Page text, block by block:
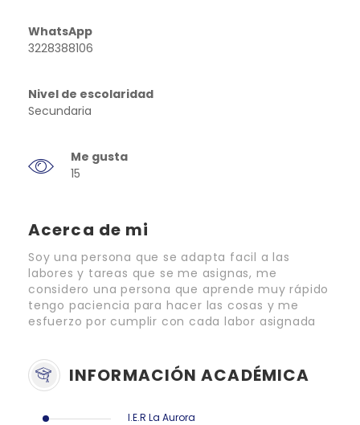
WhatsApp
3228388106
Nivel de escolaridad
Secundaria
Me gusta
15
Acerca de mi
Soy una persona que se adapta facil a las
labores y tareas que se me asignas, me
considero una persona que aprende muy rápido
tengo paciencia para hacer las cosas y me
esfuerzo por cumplir con cada labor asignada
INFORMACIÓN ACADÉMICA
I.E.R La Aurora